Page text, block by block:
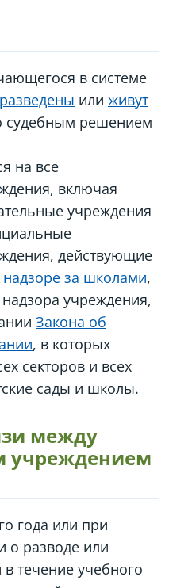
в системе
разведены или живут
судебным решением
на все
включая
учреждения
действующие
за школами,
учреждения,
Закона об
, в которых
секторов и всех
сады и школы.
между
учреждением
года или при
о разводе или
течение учебного